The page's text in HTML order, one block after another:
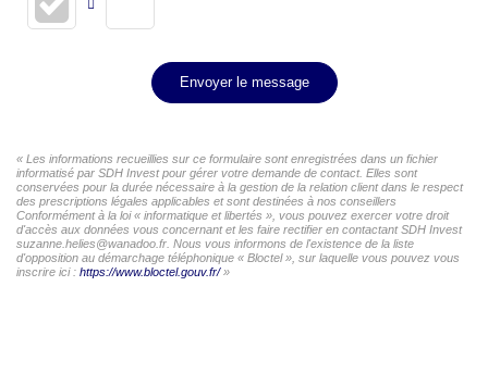
Envoyer le message
« Les informations recueillies sur ce formulaire sont enregistrées dans un fichier
informatisé par SDH Invest pour gérer votre demande de contact. Elles sont
conservées pour la durée nécessaire à la gestion de la relation client dans le respect
des prescriptions légales applicables et sont destinées à nos conseillers
Conformément à la loi « informatique et libertés », vous pouvez exercer votre droit
d'accès aux données vous concernant et les faire rectifier en contactant SDH Invest
suzanne.helies@wanadoo.fr. Nous vous informons de l'existence de la liste
d'opposition au démarchage téléphonique « Bloctel », sur laquelle vous pouvez vous
inscrire ici : https://www.bloctel.gouv.fr/»